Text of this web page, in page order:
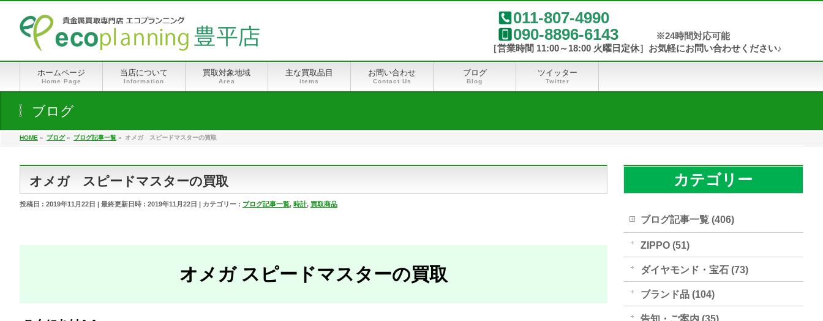
011-807-4990
090-8896-6143
ホームページ
Home Page
当店について
Information
買取対象地域
Area
主な買取品目
items
お問い合わせ
Contact Us
ブログ
Blog
ツイッター
Twitter
ブログ
HOME » ブログ» ブログ記事一覧 » オメガ スピードマスターの買取
オメガ スピードマスターの買取
投稿日 : 2019年11月22日 最終更新日時 : 2019年11月22日 カテゴリー : ブログ記事一覧, 時計, 買取商品
オメガ スピードマスターの買取
カテゴリー
ブログ記事一覧 (406)
ZIPPO (51)
ダイヤモンド・宝石 (73)
ブランド品 (104)
告知・ご案内 (35)